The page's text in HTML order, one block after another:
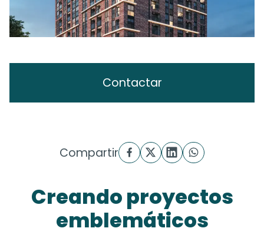
Contactar
Compartir
Creando proyectos
emblemáticos